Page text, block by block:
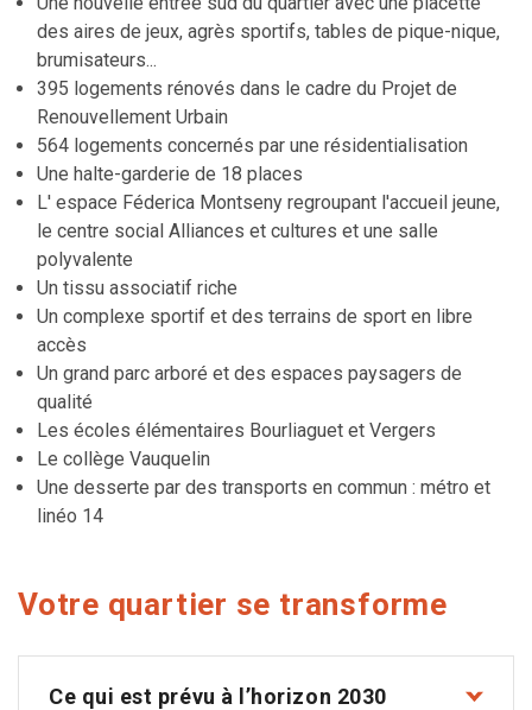
des aires de jeux, agrès sportifs, tables de pique-nique,
brumisateurs...
395 logements rénovés dans le cadre du Projet de
Renouvellement Urbain
564 logements concernés par une résidentialisation
Une halte-garderie de 18 places
L' espace Féderica Montseny regroupant l'accueil jeune,
le centre social Alliances et cultures et une salle
polyvalente
Un tissu associatif riche
Un complexe sportif et des terrains de sport en libre
accès
Un grand parc arboré et des espaces paysagers de
qualité
Les écoles élémentaires Bourliaguet et Vergers
Le collège Vauquelin
Une desserte par des transports en commun : métro et
linéo 14
Votre quartier se transforme
Ce qui est prévu à l’horizon 2030